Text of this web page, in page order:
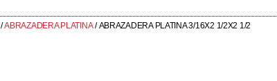
/ABRAZADERA PLATINA/ ABRAZADERA PLATINA 3/16X2 1/2X2 1/2